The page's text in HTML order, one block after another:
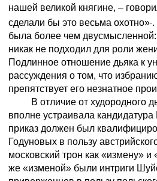
нашей великой княгине, –
сделали бы это весьма охотно»
была более чем
никак не подходил для роли
Подлинное отношение дьяка к
рассуждения о том, что
препятствует его незнатное
В отличие от худородного
вполне устраивала
приказ должен был
Годуновых в пользу
московский трон как «измену» и
же «изменой» были интриги